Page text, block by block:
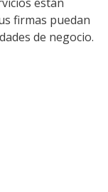
firmas puedan
de negocio.